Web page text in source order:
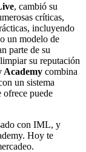
, cambió su
críticas,
incluyendo
un modelo de
parte de su
su reputación
Academy combina
un sistema
puede
con IML, y
Hoy te